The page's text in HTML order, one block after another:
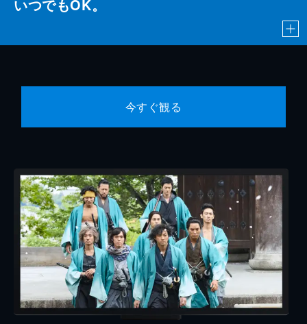
いつでもOK。
今すぐ観る